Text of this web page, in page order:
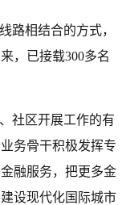
路相结合的方式，
，已接载300多名
社区开展工作的有
务骨干积极发挥专
融服务，把更多金
设现代化国际城市